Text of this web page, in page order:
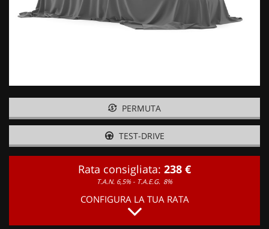
CONTATTI
PERMUTA
TEST-DRIVE
Rata consigliata: 238 €
T.A.N. 6,5% - T.A.E.G. 8%
CONFIGURA LA TUA RATA